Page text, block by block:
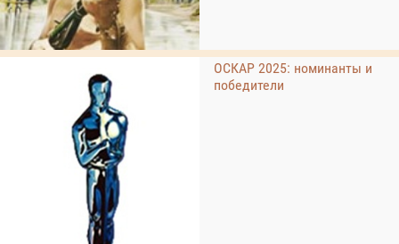
ОСКАР 2025: номинанты и
победители